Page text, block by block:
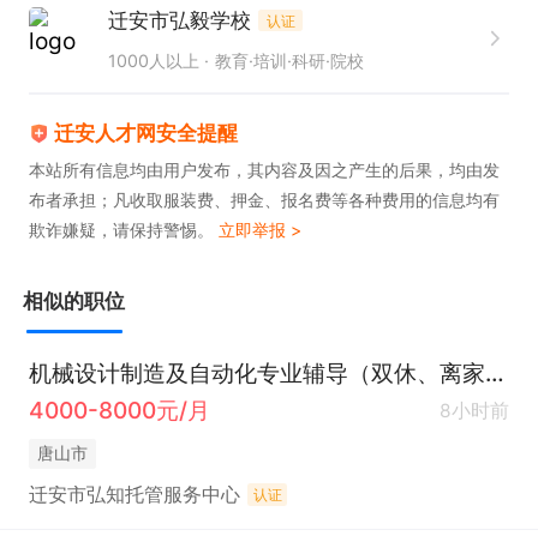
迁安市弘毅学校 认证
1000人以上 教育·培训·科研·院校
迁安人才网安全提醒
本站所有信息均由用户发布，其内容及因之产生的后果，均由发
布者承担；凡收取服装费、押金、报名费等各种费用的信息均有
欺诈嫌疑，请保持警惕。 立即举报 >
相似的职位
机械设计制造及自动化专业辅导（双休、离家近）
4000-8000元/月
8小时前
唐山市
迁安市弘知托管服务中心 认证